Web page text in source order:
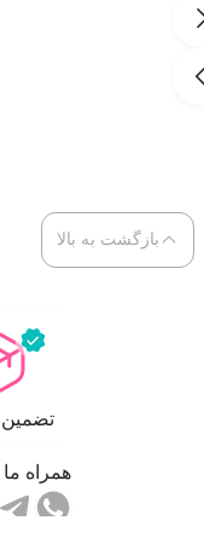
بازگشت به بالا
همراه ما